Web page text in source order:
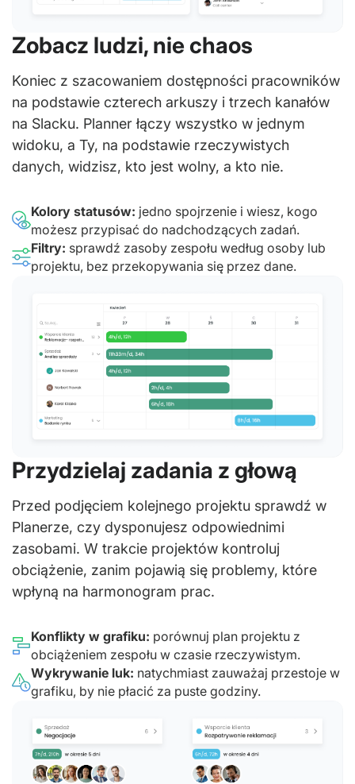
Zobacz ludzi, nie chaos
Koniec z szacowaniem dostępności pracowników
na podstawie czterech arkuszy i trzech kanałów
na Slacku. Planner łączy wszystko w jednym
widoku, a Ty, na podstawie rzeczywistych
danych, widzisz, kto jest wolny, a kto nie.
Kolory statusów: jedno spojrzenie i wiesz, kogo
możesz przypisać do nadchodzących zadań.
Filtry: sprawdź zasoby zespołu według osoby lub
projektu, bez przekopywania się przez dane.
Przydzielaj zadania z głową
Przed podjęciem kolejnego projektu sprawdź w
Planerze, czy dysponujesz odpowiednimi
zasobami. W trakcie projektów kontroluj
obciążenie, zanim pojawią się problemy, które
wpłyną na harmonogram prac.
Konflikty w grafiku: porównuj plan projektu z
obciążeniem zespołu w czasie rzeczywistym.
Wykrywanie luk: natychmiast zauważaj przestoje w
grafiku, by nie płacić za puste godziny.